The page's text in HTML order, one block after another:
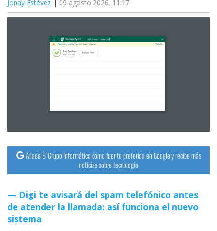
Jonay Estévez 09 agosto 2026, 11:17
Añade El Grupo Informático como fuente preferida en Google y recibe más
noticias sobre tecnología
Digi te avisará del spam telefónico antes
de atender la llamada: así funciona el nuevo
sistema